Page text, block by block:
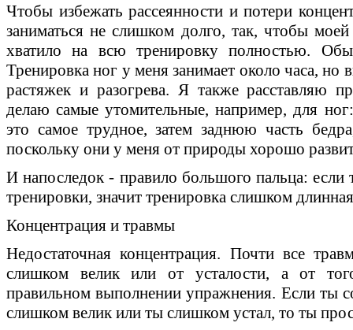
Чтобы избежать рассеянности и потери
заниматься не слишком долго, так, чтобы
хватило на всю тренировку полностью.
Тренировка ног у меня занимает около часа, но
растяжек и разогрева. Я также расставляю
делаю самые утомительные, например, для
это самое трудное, затем заднюю часть
поскольку они у меня от природы хорошо
И напоследок - правило большого пальца:
тренировки, значит тренировка слишком
Концентрация и травмы
Недостаточная концентрация. Почти все
слишком велик или от усталости, а от
правильном выполнении упражнения. Если ты
слишком велик или ты слишком устал, то ты